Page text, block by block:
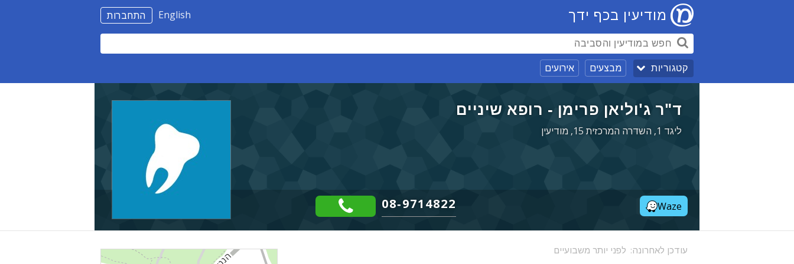
התחברות English מודיעין בכף ידך
קטגוריות מבצעים אירועים
ד"ר ג'וליאן פרימן - רופא שיניים
ליגד 1, השדרה המרכזית 15, מודיעין
Waze
08-9714822
עודכן לאחרונה: לפני יותר משבועיים